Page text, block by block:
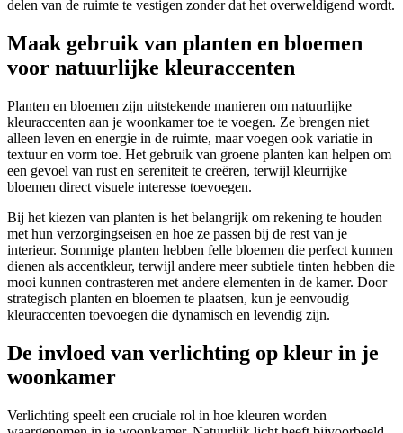
delen van de ruimte te vestigen zonder dat het overweldigend wordt.
Maak gebruik van planten en bloemen
voor natuurlijke kleuraccenten
Planten en bloemen zijn uitstekende manieren om natuurlijke
kleuraccenten aan je woonkamer toe te voegen. Ze brengen niet
alleen leven en energie in de ruimte, maar voegen ook variatie in
textuur en vorm toe. Het gebruik van groene planten kan helpen om
een gevoel van rust en sereniteit te creëren, terwijl kleurrijke
bloemen direct visuele interesse toevoegen.
Bij het kiezen van planten is het belangrijk om rekening te houden
met hun verzorgingseisen en hoe ze passen bij de rest van je
interieur. Sommige planten hebben felle bloemen die perfect kunnen
dienen als accentkleur, terwijl andere meer subtiele tinten hebben die
mooi kunnen contrasteren met andere elementen in de kamer. Door
strategisch planten en bloemen te plaatsen, kun je eenvoudig
kleuraccenten toevoegen die dynamisch en levendig zijn.
De invloed van verlichting op kleur in je
woonkamer
Verlichting speelt een cruciale rol in hoe kleuren worden